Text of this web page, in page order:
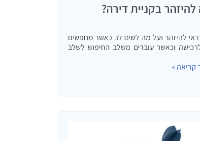
בקניית דירה?
להיזהר ועל מה לשים לב כאשר מחפשים
וכאשר עוברים משלב החיפוש לשלב
קריאה »